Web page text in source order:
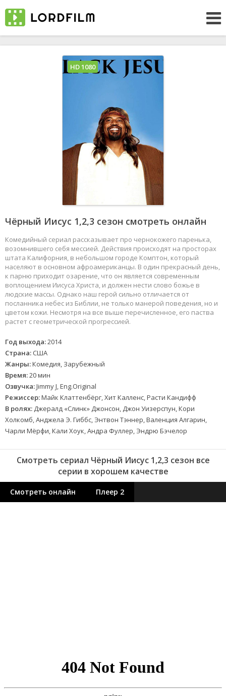
Чёрный Иисус 1,2,3 сезон смотреть онлайн
Комедийный сериал рассказывает про чернокожего паренька,
возомнившего себя мессией. Действия происходят на просторах
штата Калифорния, в небольшом городе Комптон, который
населяют в основном афроамериканцы. В один прекрасный день,
к парню приходит озарение, что он является современным
воплощением Иисуса Христа, и должен нести слово божье в
людские массы. Однако наш герой сильно отличается от
посланника небес из Библии, не только манерой поведения, но и
цветом кожи. Несмотря на все выше перечисленное, его паства
растет с геометрической прогрессией.
Год выхода:2014
Страна: США
Жанры:Комедия, Зарубежный
Время:20 мин
Озвучка:Jimmy J, Eng.Original
Режиссер:Майк Клаттенбёрг, Хит Калленс, Расти Кандифф
В ролях: Джералд «Слинк» Джонсон, Джон Уизерспун, Кори
Холкомб, Анджела Э. Гиббс, Энтвон Тэннер, Валенция Алгарин,
Чарли Мёрфи, Кали Хоук, Андра Фуллер, Эндрю Бэчелор
HD 1080
Смотреть сериал Чёрный Иисус 1,2,3 сезон все
серии в хорошем качестве
Смотреть онлайн Плеер 2